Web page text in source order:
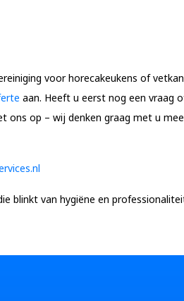
voor horecakeukens of
aan. Heeft u eerst nog een vraag
ons op – wij denken graag met u
blinkt van hygiëne en